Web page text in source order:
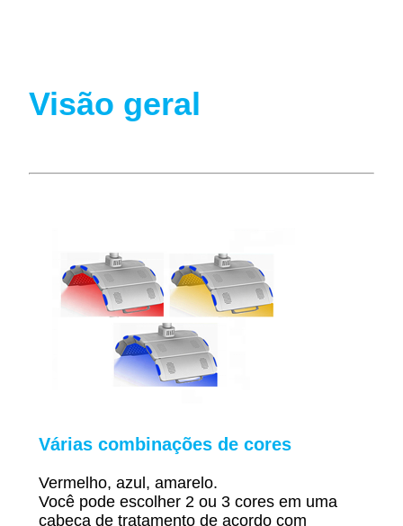
Visão geral
Várias combinações de cores
Vermelho, azul, amarelo.
Você pode escolher 2 ou 3 cores em uma
cabeça de tratamento de acordo com